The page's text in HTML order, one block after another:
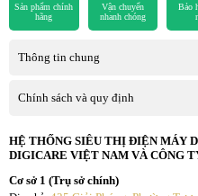
Sản phẩm chính
hãng
Vận chuyển
nhanh chóng
Bảo
Thông tin chung
Chính sách và quy định
HỆ THỐNG SIÊU THỊ ĐIỆN MÁY
DIGICARE VIỆT NAM VÀ CÔNG
Cơ sở 1 (Trụ sở chính)